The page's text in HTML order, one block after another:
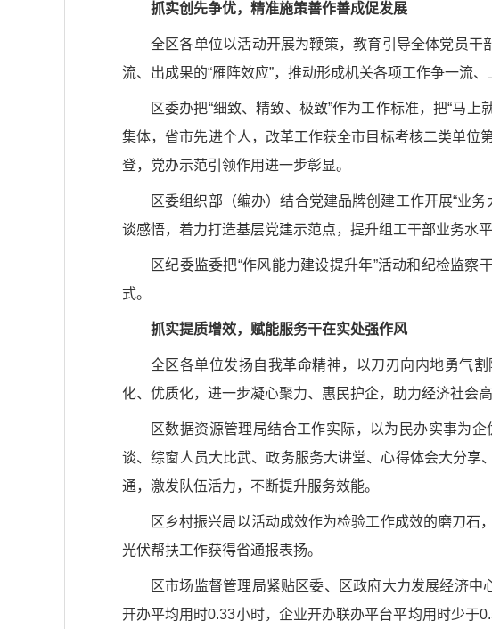
抓实创先争优，精准施策善作善成促发展
全区各单位以活动开展为鞭策，教育引导全体党员
流、出成果的“雁阵效应”，推动形成机关各项工作争一流
区委办把“细致、精致、极致”作为工作标准，把“马
集体，省市先进个人，改革工作获全市目标考核二类单位
登，党办示范引领作用进一步彰显。
区委组织部（编办）结合党建品牌创建工作开展“业
谈感悟，着力打造基层党建示范点，提升组工干部业务水
区纪委监委把“作风能力建设提升年”活动和纪检监
式。
抓实提质增效，赋能服务干在实处强作风
全区各单位发扬自我革命精神，以刀刃向内地勇气
化、优质化，进一步凝心聚力、惠民护企，助力经济社会
区数据资源管理局结合工作实际，以为民办实事为
谈、综窗人员大比武、政务服务大讲堂、心得体会大分享
通，激发队伍活力，不断提升服务效能。
区乡村振兴局以活动成效作为检验工作成效的磨刀石
光伏帮扶工作获得省通报表扬。
区市场监督管理局紧贴区委、区政府大力发展经济
开办平均用时0.33小时，企业开办联办平台平均用时少于